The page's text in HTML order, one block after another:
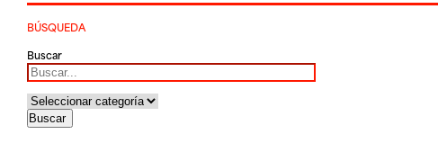
BÚSQUEDA
Buscar